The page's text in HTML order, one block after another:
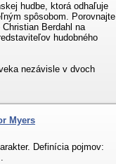
hudbe, ktorá odhaľuje
spôsobom. Porovnajte
Berdahl na
hudobného
nezávisle v dvoch
Myers
Definícia pojmov: